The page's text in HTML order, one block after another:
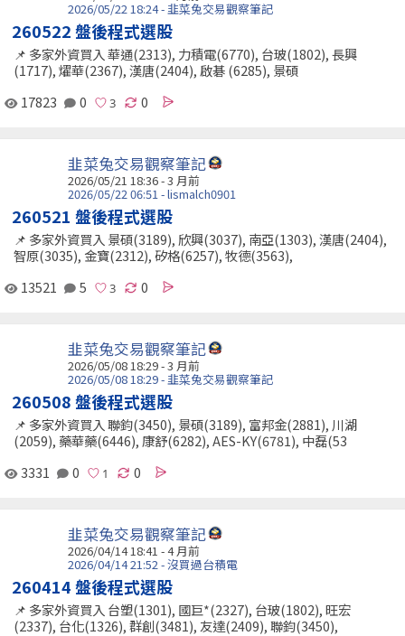
2026/05/22 18:24 - 韭菜兔交易觀察筆記
260522 盤後程式選股
📌 多家外資買入 華通(2313), 力積電(6770), 台玻(1802), 長興
(1717), 燿華(2367), 漢唐(2404), 啟碁 (6285), 景碩
17823
0 0
韭菜兔交易觀察筆記
2026/05/21 18:36 - 3 月前
2026/05/22 06:51 - lismalch0901
260521 盤後程式選股
📌 多家外資買入 景碩(3189), 欣興(3037), 南亞(1303), 漢唐(2404),
智原(3035), 金寶(2312), 矽格(6257), 牧德(3563),
13521
5 0
韭菜兔交易觀察筆記
2026/05/08 18:29 - 3 月前
2026/05/08 18:29 - 韭菜兔交易觀察筆記
260508 盤後程式選股
📌 多家外資買入 聯鈞(3450), 景碩(3189), 富邦金(2881), 川湖
(2059), 藥華藥(6446), 康舒(6282), AES-KY(6781), 中磊(53
3331
0 0
韭菜兔交易觀察筆記
2026/04/14 18:41 - 4 月前
2026/04/14 21:52 - 沒買過台積電
260414 盤後程式選股
📌 多家外資買入 台塑(1301), 國巨*(2327), 台玻(1802), 旺宏
(2337), 台化(1326), 群創(3481), 友達(2409), 聯鈞(3450),